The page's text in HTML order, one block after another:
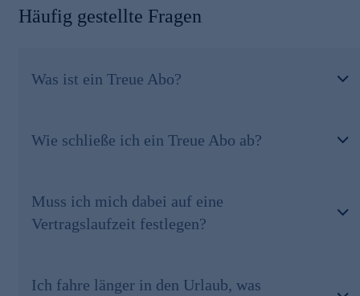
Häufig gestellte Fragen
Was ist ein Treue Abo?
Wie schließe ich ein Treue Abo ab?
Muss ich mich dabei auf eine
Vertragslaufzeit festlegen?
Ich fahre länger in den Urlaub, was